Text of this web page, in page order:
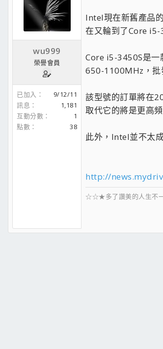
wu999
榮譽會員
已加入
9/12/11
訊息
1,181
互動分數
1
點數
38
Intel現在新舊產品
在又輪到了Core i5-
Core i5-3450S是一
650-1100MHz，批
該型號的訂單將在
取代它的將是更高
此外，Intel並不太
http://
☆☆★多了讚美的人生不